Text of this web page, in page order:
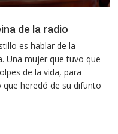
de la radio
es hablar de la
Una mujer que tuvo que
de la vida, para
heredó de su difunto